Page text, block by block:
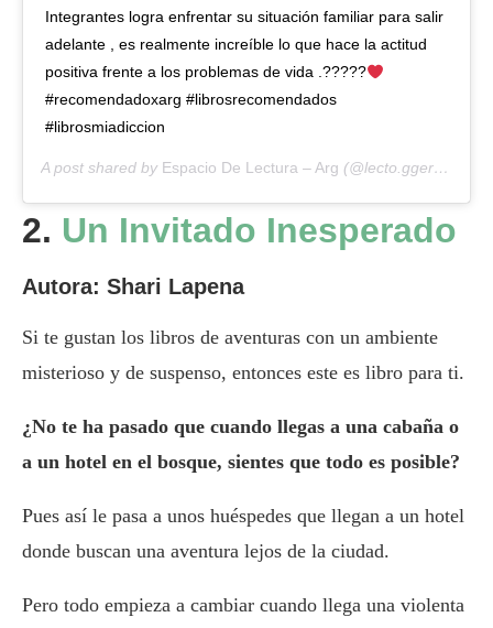
Integrantes logra enfrentar su situación familiar para salir
adelante , es realmente increíble lo que hace la actitud
positiva frente a los problemas de vida .?‍?‍?‍??
#recomendadoxarg #librosrecomendados
#librosmiadiccion
A post shared by Espacio De Lectura – Arg (@lecto.gger) on
2. Un Invitado Inesperado
Autora: Shari Lapena
Si te gustan los libros de aventuras con un ambiente
misterioso y de suspenso, entonces este es libro para ti.
¿No te ha pasado que cuando llegas a una cabaña o
a un hotel en el bosque, sientes que todo es posible?
Pues así le pasa a unos huéspedes que llegan a un hotel
donde buscan una aventura lejos de la ciudad.
Pero todo empieza a cambiar cuando llega una violenta